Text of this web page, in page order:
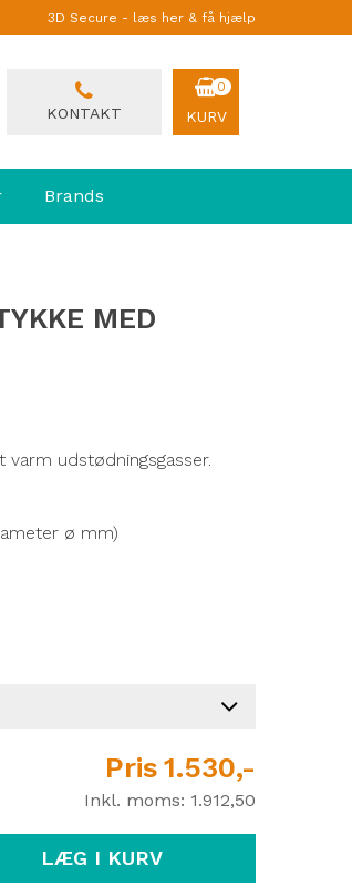
3D Secure - læs her & få hjælp
KONTAKT
0
KURV
Brands
MED
udstødningsgasser.
ø mm)
Pris 1.530,-
Inkl. moms: 1.912,50
LÆG I KURV